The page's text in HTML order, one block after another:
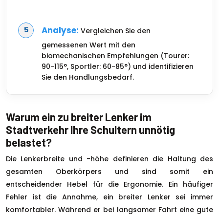
Analyse: Vergleichen Sie den
gemessenen Wert mit den
biomechanischen Empfehlungen (Tourer:
90-115°, Sportler: 60-85°) und identifizieren
Sie den Handlungsbedarf.
Warum ein zu breiter Lenker im
Stadtverkehr Ihre Schultern unnötig
belastet?
Die Lenkerbreite und -höhe definieren die Haltung des
gesamten Oberkörpers und sind somit ein
entscheidender Hebel für die Ergonomie. Ein häufiger
Fehler ist die Annahme, ein breiter Lenker sei immer
komfortabler. Während er bei langsamer Fahrt eine gute